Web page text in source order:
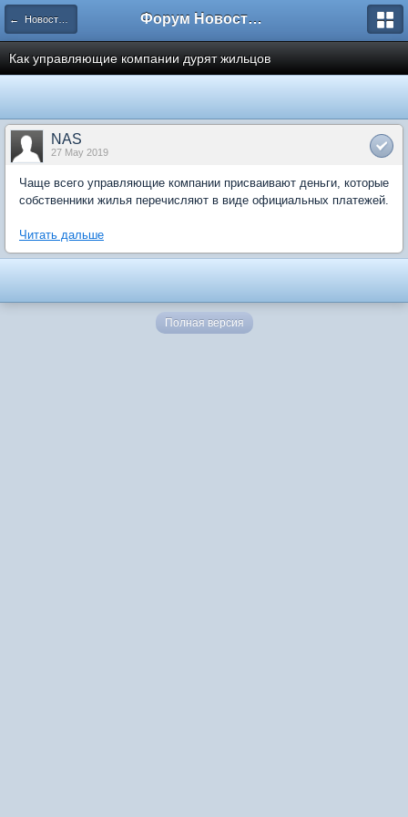
← Новости рынка недвижимости Форум Новостройки
Как управляющие компании дурят жильцов
NAS
27 May 2019
Чаще всего управляющие компании присваивают деньги, которые
собственники жилья перечисляют в виде официальных платежей.
Читать дальше
Полная версия